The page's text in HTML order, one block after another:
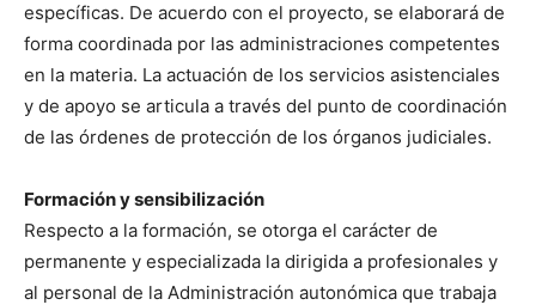
específicas. De acuerdo con el proyecto, se elaborará de
forma coordinada por las administraciones competentes
en la materia. La actuación de los servicios asistenciales
y de apoyo se articula a través del punto de coordinación
de las órdenes de protección de los órganos judiciales.
Formación y sensibilización
Respecto a la formación, se otorga el carácter de
permanente y especializada la dirigida a profesionales y
al personal de la Administración autonómica que trabaja